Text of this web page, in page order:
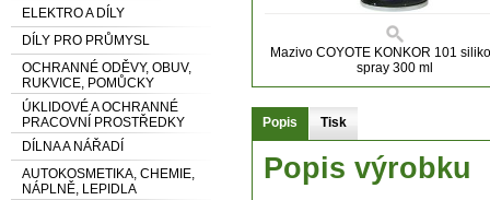
ELEKTRO A DÍLY
DÍLY PRO PRŮMYSL
OCHRANNÉ ODĚVY, OBUV,
RUKVICE, POMŮCKY
ÚKLIDOVÉ A OCHRANNÉ
PRACOVNÍ PROSTŘEDKY
DÍLNA A NÁŘADÍ
AUTOKOSMETIKA, CHEMIE,
NÁPLNĚ, LEPIDLA
Mazivo COYOTE KONKOR 101
spray 300 ml
Popis Tisk
Popis výrobku